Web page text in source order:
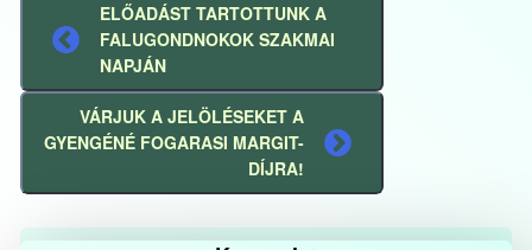
Előző
bejegyzés
ELŐADÁST TARTOTTUNK A
FALUGONDNOKOK SZAKMAI
NAPJÁN
Következő
VÁRJUK A JELÖLÉSEKET A
GYENGÉNÉ FOGARASI MARGIT-
DÍJRA!